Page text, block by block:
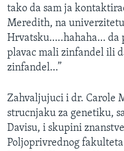
tako da sam ja
Meredith, na
Hrvatsku…..hahaha… da
plavac mali zinfandel ili
zinfandel…”
Zahvaljujuci i dr. Carole
strucnjaku za genetiku,
Davisu, i skupini
Poljoprivrednog